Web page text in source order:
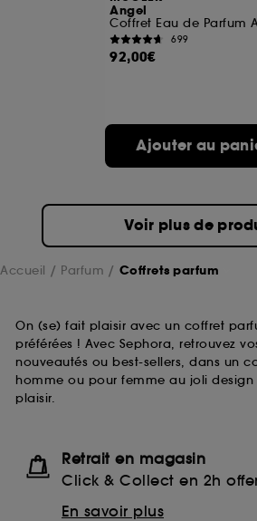
Angel
699
92,00€
Ajouter au
Voir plus de
Accueil Parfum Coffrets parfum
On (se) fait plaisir avec un coffret
préférées ! Avec Sephora, retrouvez
nouveautés ou best-sellers, dans un
homme ou pour femme au joli
plaisir.
Retrait en magasin
Click & Collect en 2h
En savoir plus
souhaitez obtenir plus d'information
cliquezici.